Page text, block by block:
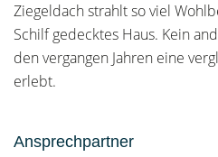
Ziegeldach strahlt so viel
Schilf gedecktes Haus. Kein
den vergangen Jahren eine
erlebt.
Ansprechpartner